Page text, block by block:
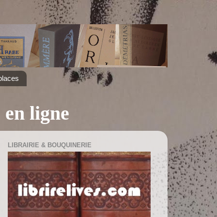
ligne
LIBRAIRIE & BOUQUINERIE